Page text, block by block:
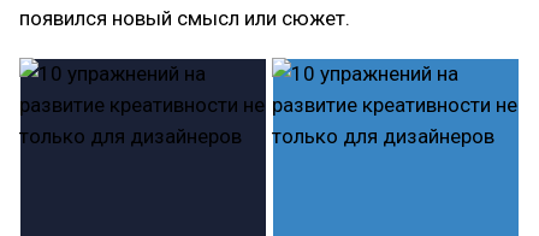
появился новый смысл или сюжет.